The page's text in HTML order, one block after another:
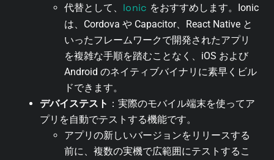
代替として、 Ionic をおすすめします。Ionic
は、Cordova や Capacitor、React Native と
いったフレームワークで開発されたアプリ
を複雑な手順を踏むことなく、iOS および
Android のネイティブバイナリに素早くビル
ドできます。
デバイステスト ：実際のモバイル端末を使ってア
プリを自動でテストする機能です。
アプリの新しいバージョンをリリースする
前に、複数の実機で広範囲にテストするこ